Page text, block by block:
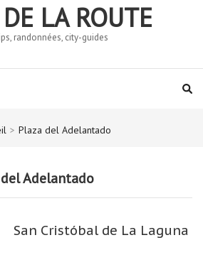
LA ROUTE
randonnées, city-guides
> Plaza del Adelantado
Adelantado
San Cristóbal de La Laguna